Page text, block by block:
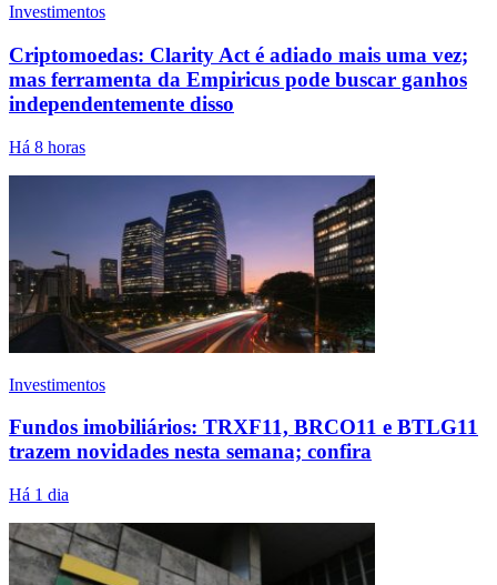
Investimentos
Criptomoedas: Clarity Act é adiado mais uma vez;
mas ferramenta da Empiricus pode buscar ganhos
independentemente disso
Há 8 horas
Investimentos
Fundos imobiliários: TRXF11, BRCO11 e BTLG11
trazem novidades nesta semana; confira
Há 1 dia